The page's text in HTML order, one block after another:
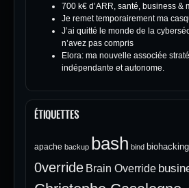
700 k€ d’ARR, santé, business &
Je remet temporairement ma
J’ai quitté le monde de la
n’avez pas compris
Elora: ma nouvelle associée
indépendante et autonome.
ÉTIQUETTES
apache backup bash bind biohacking
0verride Brain Override